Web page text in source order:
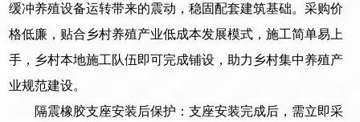
缓冲养殖设备运转带来的震动，稳固配套建筑基础。采购价
格低廉，贴合乡村养殖产业低成本发展模式，施工简单易上
手，乡村本地施工队伍即可完成铺设，助力乡村集中养殖产
业规范建设。
隔震橡胶支座安装后保护：支座安装完成后，需立即采